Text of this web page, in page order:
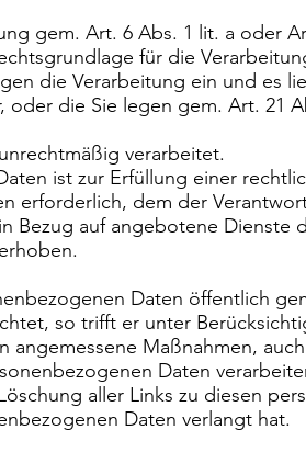
gem. Art. 6 Abs. 1 lit. a oder
für die
die Verarbeitung ein und es
die Sie legen gem. Art. 21
verarbeitet.
ist zur Erfüllung einer
erforderlich, dem der
Bezug auf angebotene Dienste
Daten öffentlich
so trifft er unter
Maßnahmen,
Daten
aller Links zu diesen
Daten verlangt hat.